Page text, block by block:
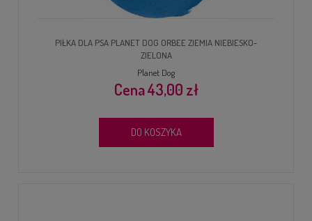
PIŁKA DLA PSA PLANET DOG ORBEE ZIEMIA NIEBIESKO-
ZIELONA
Planet Dog
43,00 zł
DO KOSZYKA